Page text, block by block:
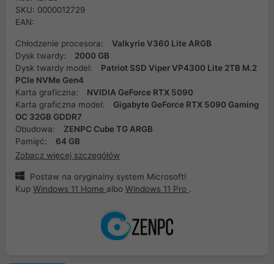
SKU: 0000012729
EAN:
Chłodzenie procesora:
Valkyrie V360 Lite ARGB
Dysk twardy:
2000 GB
Dysk twardy model:
Patriot SSD Viper VP4300 Lite 2TB M.2
PCIe NVMe Gen4
Karta graficzna:
NVIDIA GeForce RTX 5090
Karta graficzna model:
Gigabyte GeForce RTX 5090 Gaming
OC 32GB GDDR7
Obudowa:
ZENPC Cube TG ARGB
Pamięć:
64 GB
Zobacz więcej szczegółów
Postaw na oryginalny system Microsoft!
Kup Windows 11 Home albo Windows 11 Pro .